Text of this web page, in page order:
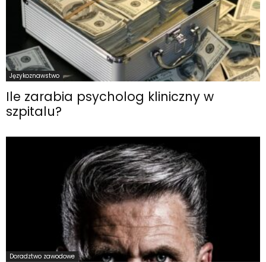
Językoznawstwo
Ile zarabia psycholog kliniczny w
szpitalu?
Doradztwo zawodowe